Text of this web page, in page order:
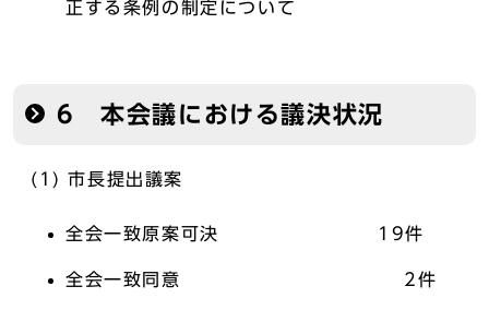
正する条例の制定について
6 本会議における議決状況
(1) 市長提出議案
全会一致原案可決 19件
全会一致同意 2件